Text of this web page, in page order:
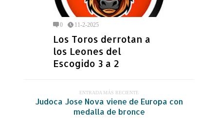
0 11-2-2025
Los Toros derrotan a
los Leones del
Escogido 3 a 2
ENTRADA MÁS RECIENTE
Judoca Jose Nova viene de Europa con
medalla de bronce